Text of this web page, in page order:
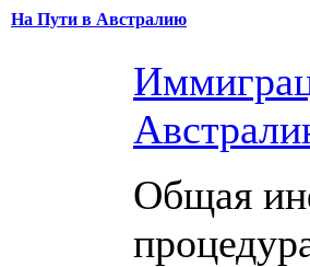
На Пути в Австралию
Общая